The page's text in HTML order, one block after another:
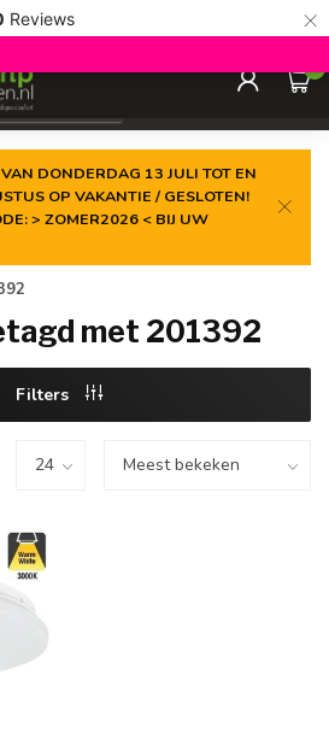
Reviews ×
prijs
0
DONDERDAG 13 JULI TOT EN
OP VAKANTIE / GESLOTEN!
> ZOMER2026 < BIJ UW
met 201392
Filters